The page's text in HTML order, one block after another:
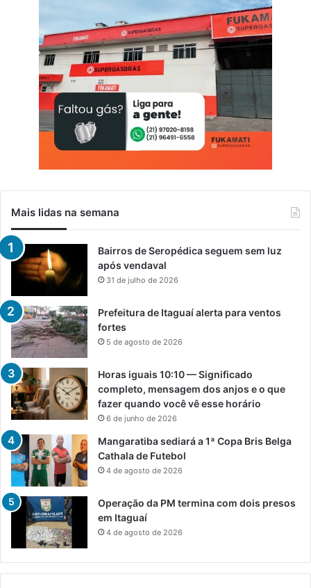
Mais lidas na semana
Bairros de Seropédica seguem sem luz
após vendaval
31 de julho de 2026
Prefeitura de Itaguaí alerta para ventos
fortes
5 de agosto de 2026
Horas iguais 10:10 — Significado
completo, mensagem dos anjos e o que
fazer quando você vê esse horário
6 de junho de 2026
Mangaratiba sediará a 1ª Copa Bris Belga
Cathala de Futebol
4 de agosto de 2026
Operação da PM termina com dois presos
em Itaguaí
4 de agosto de 2026